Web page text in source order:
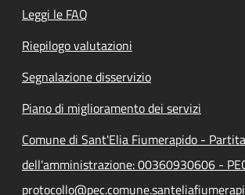
Leggi le FAQ
Riepilogo valutazioni
Segnalazione disservizio
Piano di miglioramento dei servizi
Comune di Sant'Elia Fiumerapido -
dell'amministrazione: 00360930606 -